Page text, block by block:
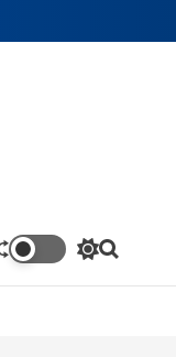
П
П